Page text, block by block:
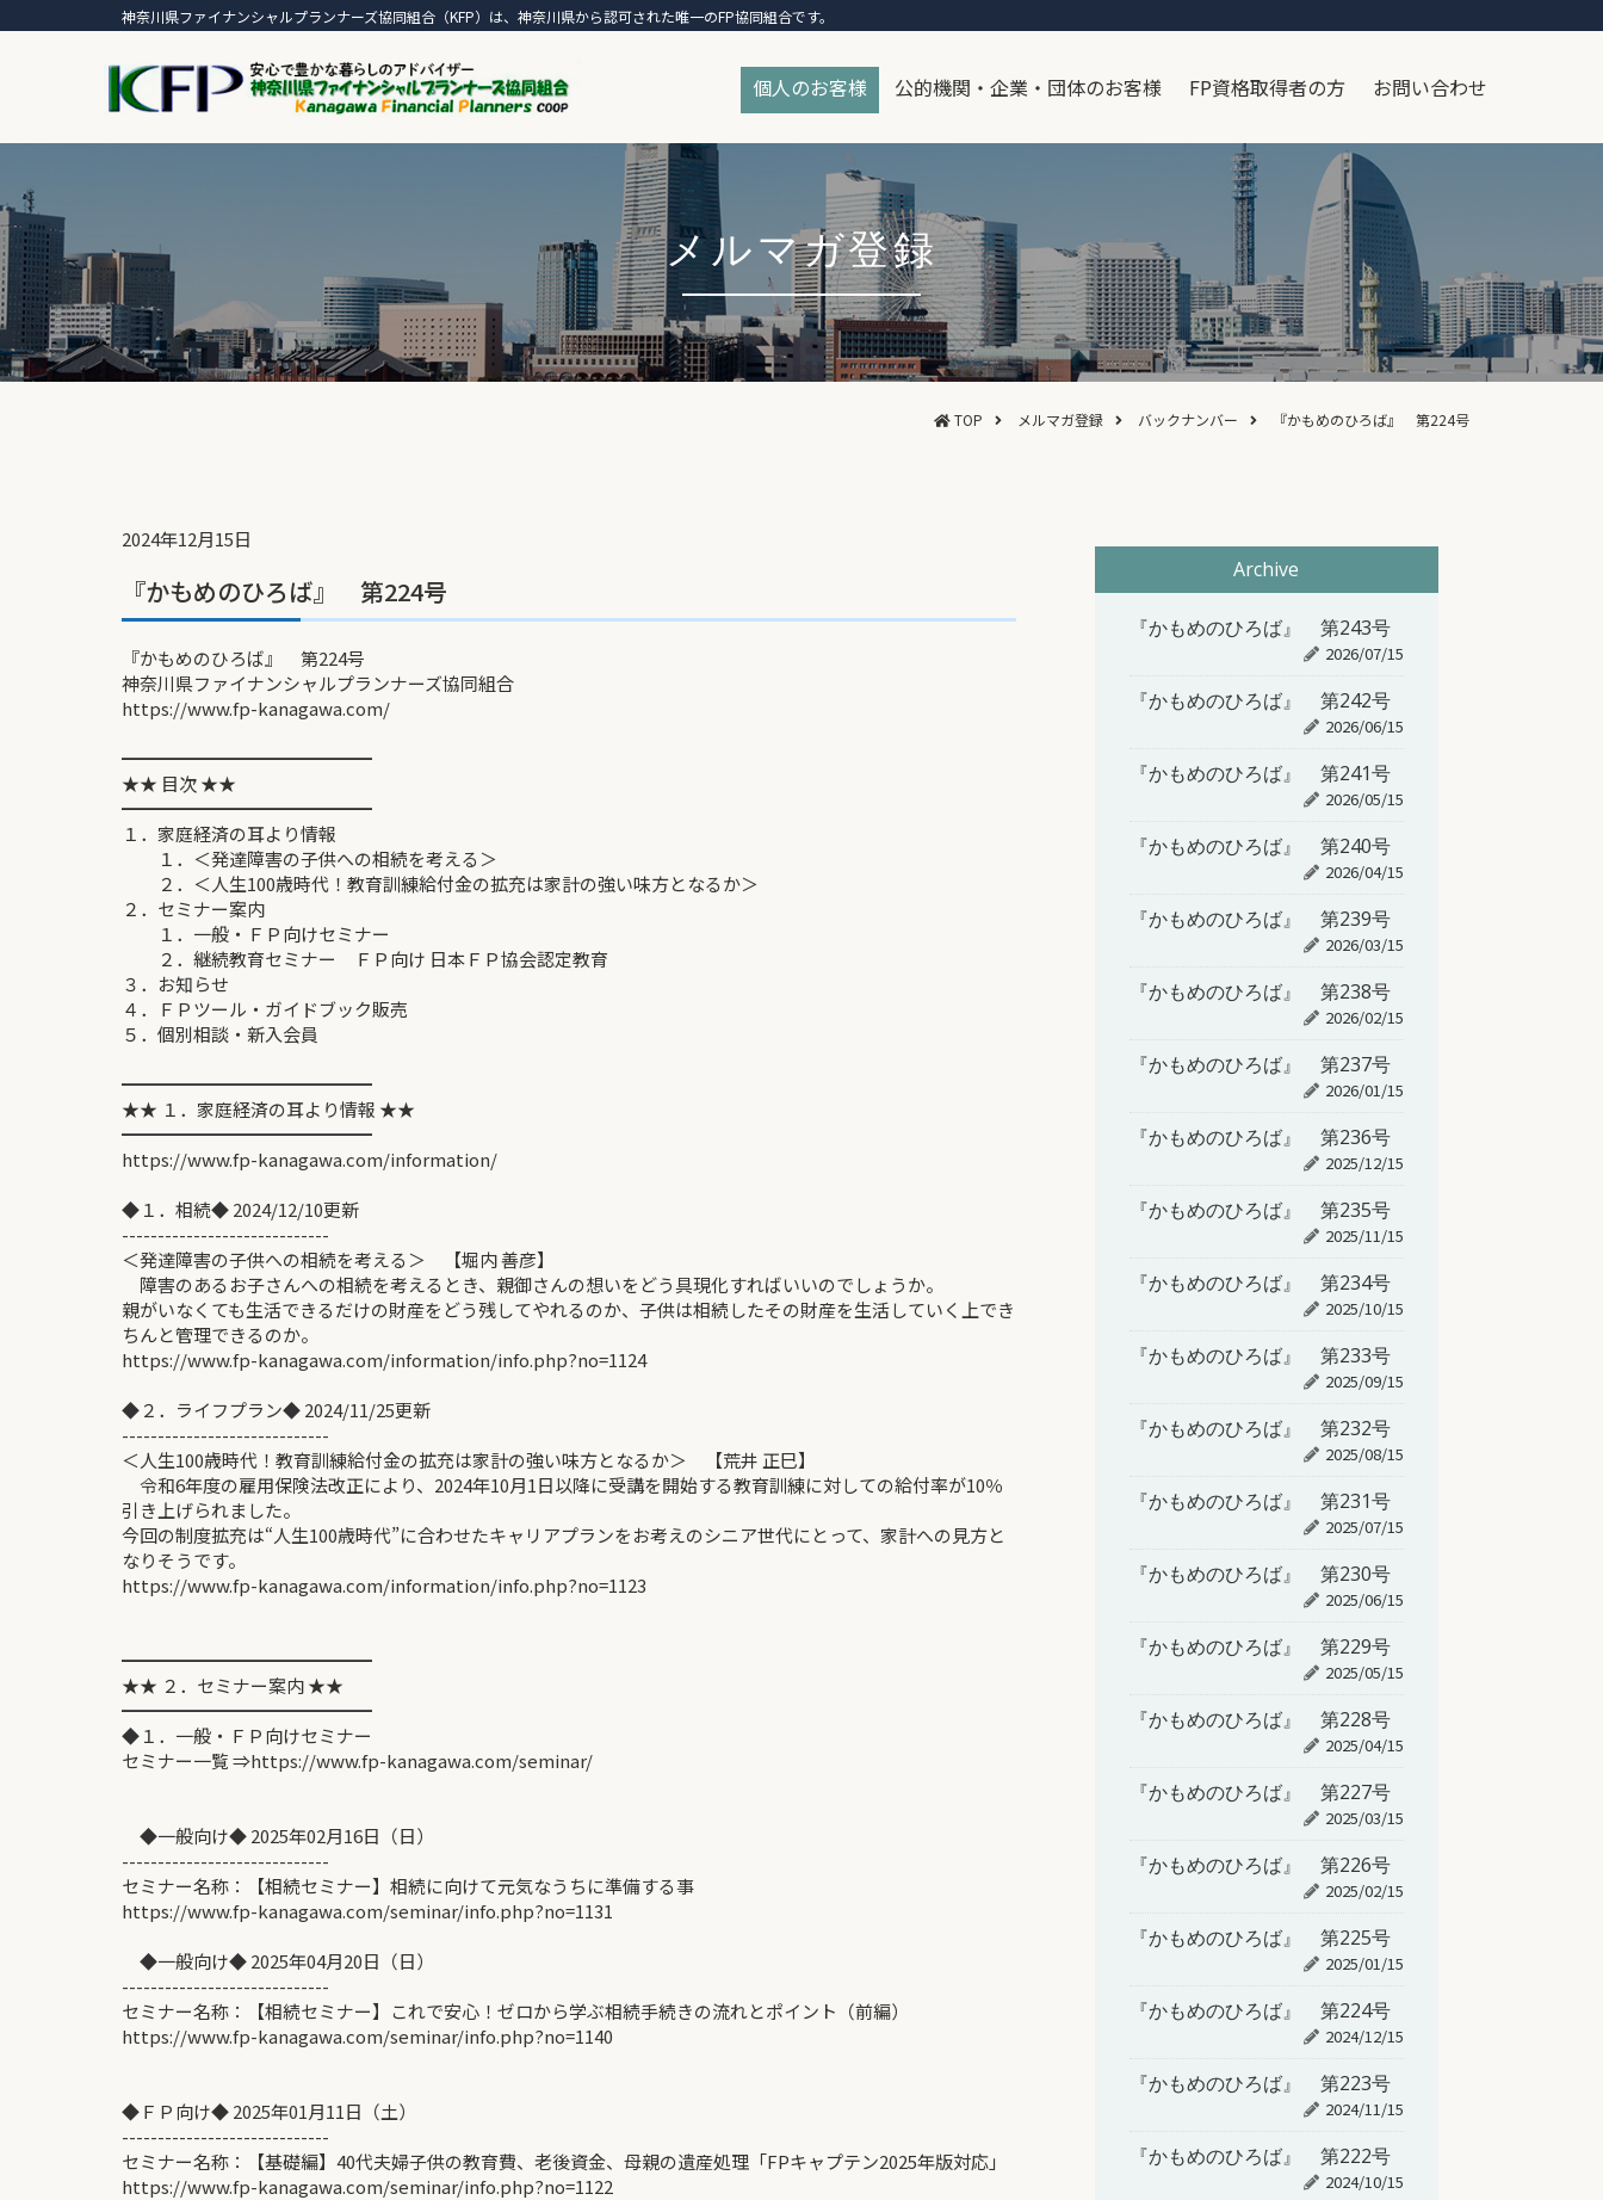
神奈川県ファイナンシャルプランナーズ協同組合（KFP）は、神奈川県から認可された唯一のFP協同組合です。
個人のお客様 公的機関・企業・団体のお客様 FP資格取得者の方 お問い合わせ
メルマガ登録
TOP メルマガ登録 バックナンバー 『かもめのひろば』 第224号
2024年12月15日
『かもめのひろば』 第224号
『かもめのひろば』 第224号
神奈川県ファイナンシャルプランナーズ協同組合
https://www.fp-kanagawa.com/
━━━━━━━━━━━━━━
★★ 目次 ★★
━━━━━━━━━━━━━━
１．家庭経済の耳より情報
１．＜発達障害の子供への相続を考える＞
２．＜人生100歳時代！教育訓練給付金の拡充は家計の強い味方となるか＞
２．セミナー案内
１．一般・ＦＰ向けセミナー
２．継続教育セミナー ＦＰ向け 日本ＦＰ協会認定教育
３．お知らせ
４．ＦＰツール・ガイドブック販売
５．個別相談・新入会員
━━━━━━━━━━━━━━
★★ １．家庭経済の耳より情報 ★★
━━━━━━━━━━━━━━
https://www.fp-kanagawa.com/information/
◆１．相続◆ 2024/12/10更新
-----------------------------
＜発達障害の子供への相続を考える＞ 【堀内 善彦】
障害のあるお子さんへの相続を考えるとき、親御さんの想いをどう具現化すればいいのでしょうか。
親がいなくても生活できるだけの財産をどう残してやれるのか、子供は相続したその財産を生活していく上でき
ちんと管理できるのか。
https://www.fp-kanagawa.com/information/info.php?no=1124
◆２．ライフプラン◆ 2024/11/25更新
-----------------------------
＜人生100歳時代！教育訓練給付金の拡充は家計の強い味方となるか＞ 【荒井 正巳】
令和6年度の雇用保険法改正により、2024年10月1日以降に受講を開始する教育訓練に対しての給付率が10％
引き上げられました。
今回の制度拡充は“人生100歳時代”に合わせたキャリアプランをお考えのシニア世代にとって、家計への見方と
なりそうです。
https://www.fp-kanagawa.com/information/info.php?no=1123
━━━━━━━━━━━━━━
★★ ２．セミナー案内 ★★
━━━━━━━━━━━━━━
◆１．一般・ＦＰ向けセミナー
セミナー一覧 ⇒https://www.fp-kanagawa.com/seminar/
◆一般向け◆ 2025年02月16日（日）
-----------------------------
セミナー名称：【相続セミナー】相続に向けて元気なうちに準備する事
https://www.fp-kanagawa.com/seminar/info.php?no=1131
◆一般向け◆ 2025年04月20日（日）
-----------------------------
セミナー名称：【相続セミナー】これで安心！ゼロから学ぶ相続手続きの流れとポイント（前編）
https://www.fp-kanagawa.com/seminar/info.php?no=1140
◆ＦＰ向け◆ 2025年01月11日（土）
-----------------------------
セミナー名称：【基礎編】40代夫婦子供の教育費、老後資金、母親の遺産処理「FPキャプテン2025年版対応」
https://www.fp-kanagawa.com/seminar/info.php?no=1122
Archive
『かもめのひろば』 第243号
2026/07/15
『かもめのひろば』 第242号
2026/06/15
『かもめのひろば』 第241号
2026/05/15
『かもめのひろば』 第240号
2026/04/15
『かもめのひろば』 第239号
2026/03/15
『かもめのひろば』 第238号
2026/02/15
『かもめのひろば』 第237号
2026/01/15
『かもめのひろば』 第236号
2025/12/15
『かもめのひろば』 第235号
2025/11/15
『かもめのひろば』 第234号
2025/10/15
『かもめのひろば』 第233号
2025/09/15
『かもめのひろば』 第232号
2025/08/15
『かもめのひろば』 第231号
2025/07/15
『かもめのひろば』 第230号
2025/06/15
『かもめのひろば』 第229号
2025/05/15
『かもめのひろば』 第228号
2025/04/15
『かもめのひろば』 第227号
2025/03/15
『かもめのひろば』 第226号
2025/02/15
『かもめのひろば』 第225号
2025/01/15
『かもめのひろば』 第224号
2024/12/15
『かもめのひろば』 第223号
2024/11/15
『かもめのひろば』 第222号
2024/10/15